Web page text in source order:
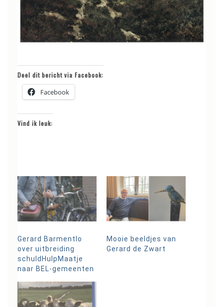
Deel dit bericht via Facebook:
Facebook
Vind ik leuk:
Gerard Barmentlo
over uitbreiding
schuldHulpMaatje
naar BEL-gemeenten
Mooie beeldjes van
Gerard de Zwart